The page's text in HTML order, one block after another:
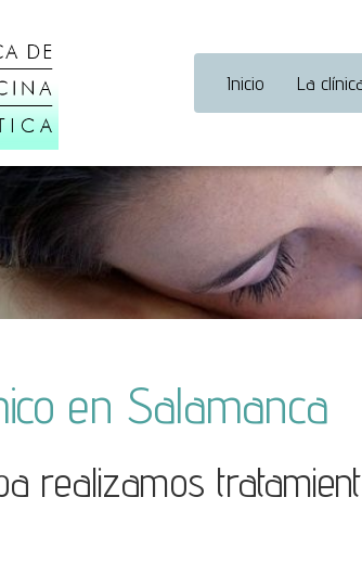
Inicio La
en Salamanca
realizamos